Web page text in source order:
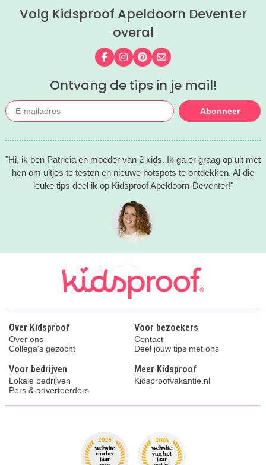
Volg Kidsproof Apeldoorn Deventer
overal
Volg ons op Facebook
Volg ons op Instagram
Volg ons op Pinterest
Mail ons
Ontvang de tips in je mail!
Abonneer
"Hi, ik ben Patricia en moeder van 2 kids. Ik ga er graag op uit met
hen om uitjes te testen en nieuwe hotspots te ontdekken. Al die
leuke tips deel ik op Kidsproof Apeldoorn-Deventer!"
Over Kidsproof
Over ons
Collega's gezocht
Voor bezoekers
Contact
Deel jouw tips met ons
Voor bedrijven
Lokale bedrijven
Pers & adverteerders
Meer Kidsproof
Kidsproofvakantie.nl